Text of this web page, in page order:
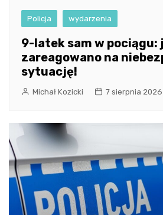
Policja wydarzenia
9-latek sam w pociągu:
zareagowano na
sytuację!
Michał Kozicki 7 sierpnia 2026